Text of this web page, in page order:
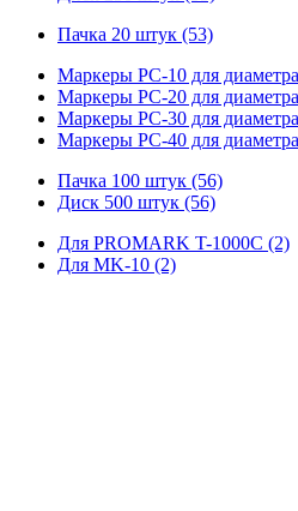
Пачка 20 штук (53)
Маркеры PC-10 для
Маркеры PC-20 для
Маркеры PC-30 для
Маркеры PC-40 для
Пачка 100 штук (56)
Диск 500 штук (56)
Для PROMARK T-1000C (2)
Для MK-10 (2)